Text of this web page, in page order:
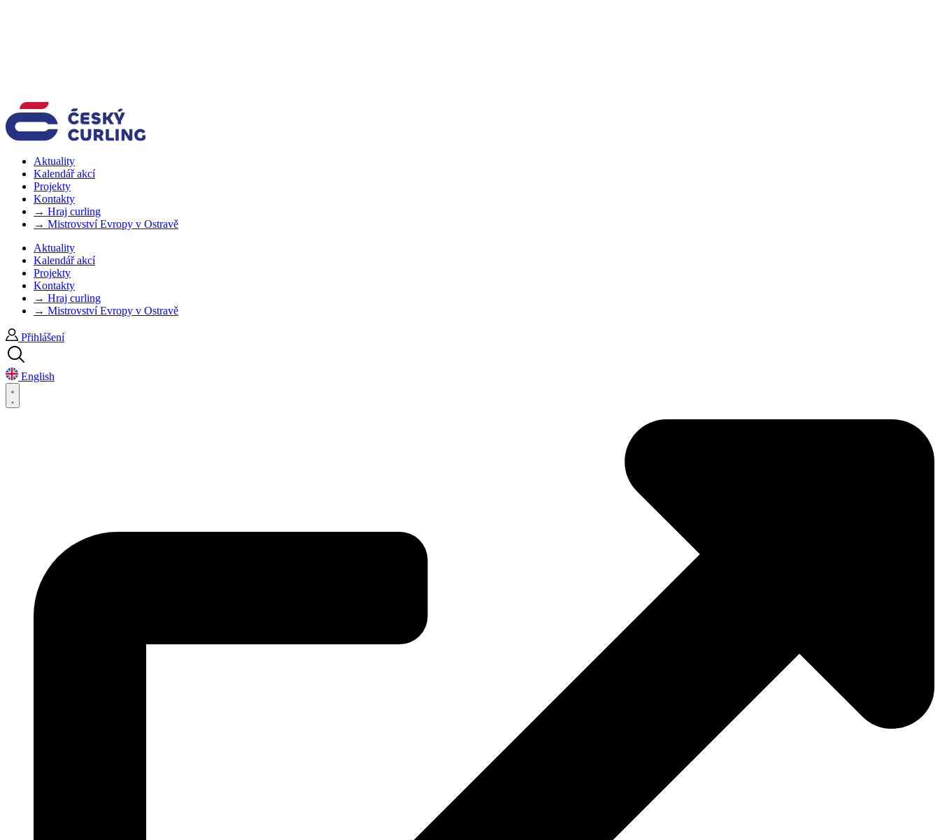
Aktuality
Kalendář akcí
Projekty
Kontakty
→ Hraj curling
→ Mistrovství Evropy v Ostravě
Aktuality
Kalendář akcí
Projekty
Kontakty
→ Hraj curling
→ Mistrovství Evropy v Ostravě
Přihlášení
English